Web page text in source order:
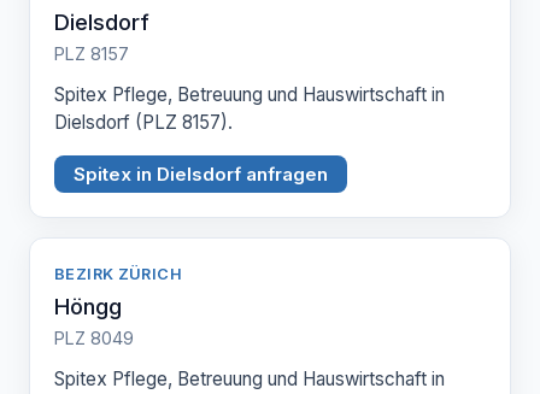
Dielsdorf
PLZ 8157
Spitex Pflege, Betreuung und Hauswirtschaft in
Dielsdorf (PLZ 8157).
Spitex in Dielsdorf anfragen
BEZIRK ZÜRICH
Höngg
PLZ 8049
Spitex Pflege, Betreuung und Hauswirtschaft in